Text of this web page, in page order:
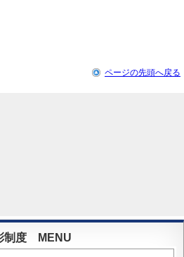
ページの先頭へ戻る